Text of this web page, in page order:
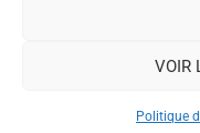
VOIR
Politique